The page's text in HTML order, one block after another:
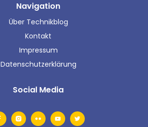
Navigation
Über Technikblog
Kontakt
Impressum
Datenschutzerklärung
Social Media